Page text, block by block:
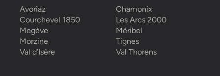
Avoriaz
Chamonix
Courchevel 1850
Les Arcs 2000
Megève
Méribel
Morzine
Tignes
Val d’Isère
Val Thorens